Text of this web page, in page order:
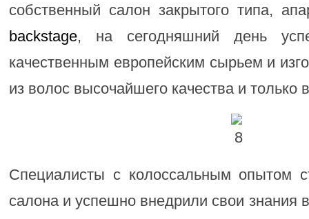
собственный салон закрытого типа,
backstage, на сегодняшний день
качественным европейским сырьем и
из волос высочайшего качества и только
Специалисты с колоссальным опытом
салона и успешно внедрили свои знания